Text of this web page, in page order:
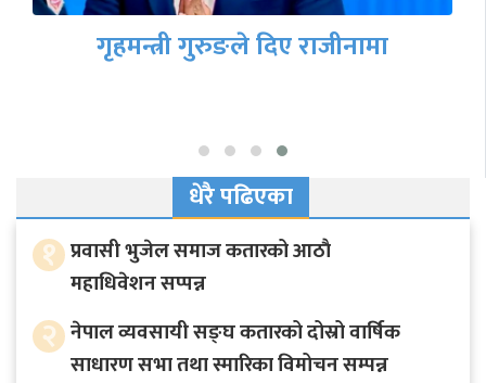
गृहमन्त्री गुरुङले दिए राजीनामा
धेरै पढिएका
१ प्रवासी भुजेल समाज कतारको आठाै
महाधिवेशन सप्पन्न
२ नेपाल व्यवसायी सङ्घ कतारको दोस्रो वार्षिक
साधारण सभा तथा स्मारिका विमोचन सम्पन्न